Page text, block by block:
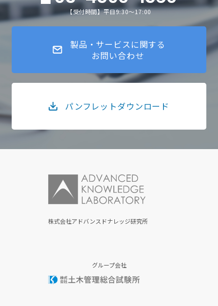
【受付時間】平日9:30～17:00
製品・サービスに関する
お問い合わせ
パンフレットダウンロード
株式会社アドバンスドナレッジ研究所
グループ会社